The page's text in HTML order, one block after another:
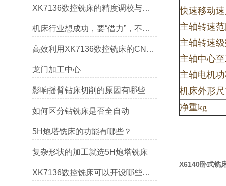
XK7136数控铣床的精度调校与性能优化
机床行业想成功，要“借力”，不要“尽力”！
高效利用XK7136数控铣床的CNC系统？
龙门加工中心
影响摇臂钻床切削的原因有哪些
如何区分钻铣床是否全自动
5H炮塔铣床的功能有哪些？
复杂形状的加工就选5H炮塔铣床
XK7136数控铣床可以开设哪些考核项目？
快速移动
主轴转速
主轴转速
主轴中心
主轴电机
机床外形
净重kg
X6140卧式铣